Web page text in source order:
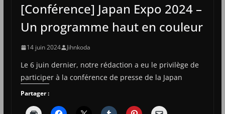
[Conférence] Japan Expo 2024 –
Un programme haut en couleur
14 juin 2024 Jihnkoda
Le 6 juin dernier, notre rédaction a eu le privilège de
participer à la conférence de presse de la Japan
Partager :